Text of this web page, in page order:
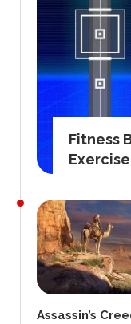
Fitness
Exercise
Assassin’s